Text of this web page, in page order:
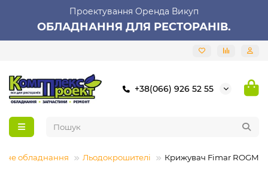
Проектування Оренда Викуп
ОБЛАДНАННЯ ДЛЯ РЕСТОРАНІВ.
+38(066) 926 52 55
обладнання Льодокрошителі Крижувач Fimar ROGM